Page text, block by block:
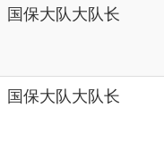
国保大队大队长
国保大队大队长